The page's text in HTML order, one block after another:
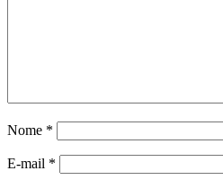
Nome *
E-mail *